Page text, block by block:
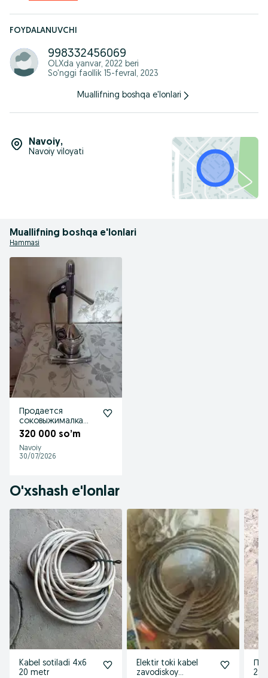
FOYDALANUVCHI
998332456069
OLXda yanvar, 2022 beri
So'nggi faollik 15-fevral, 2023
Muallifning boshqa e'lonlari
Navoiy,
Navoiy viloyati
Muallifning boshqa e'lonlari
Hammasi
Продается
соковыжималка
пресс для
фруктов
320 000 so’m
Navoiy
30/07/2026
O'xshash e'lonlar
Kabel sotiladi 4x6
20 metr
Elektir toki kabel
zavodiskoy